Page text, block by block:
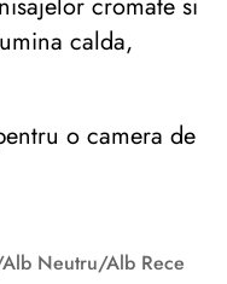
calda,
o camera de
Neutru/Alb Rece